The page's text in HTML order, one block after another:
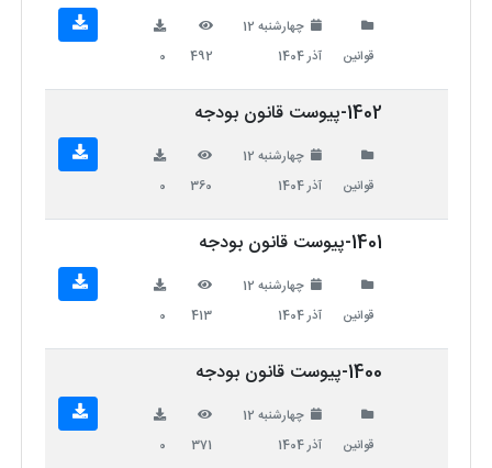
قوانین
چهارشنبه 12
آذر 1404
492
0
1402-پیوست قانون بودجه
قوانین
چهارشنبه 12
آذر 1404
360
0
1401-پیوست قانون بودجه
قوانین
چهارشنبه 12
آذر 1404
413
0
1400-پیوست قانون بودجه
قوانین
چهارشنبه 12
آذر 1404
371
0